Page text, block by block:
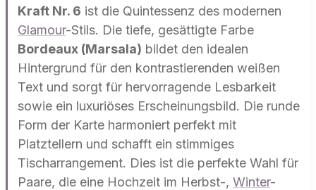
Kraft Nr. 6 ist die Quintessenz des modernen
Glamour-Stils. Die tiefe, gesättigte Farbe
Bordeaux (Marsala) bildet den idealen
Hintergrund für den kontrastierenden weißen
Text und sorgt für hervorragende Lesbarkeit
sowie ein luxuriöses Erscheinungsbild. Die runde
Form der Karte harmoniert perfekt mit
Platztellern und schafft ein stimmiges
Tischarrangement. Dies ist die perfekte Wahl für
Paare, die eine Hochzeit im Herbst-, Winter-